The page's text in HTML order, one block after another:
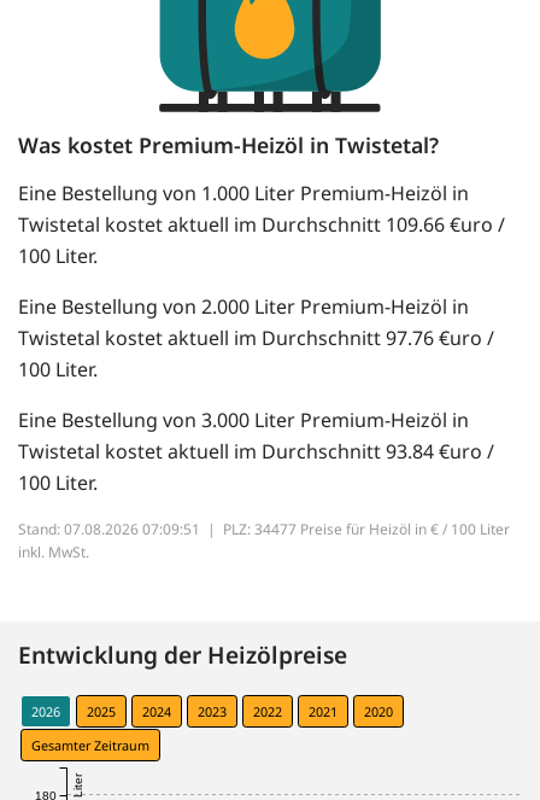
Was kostet Premium-Heizöl in Twistetal?
Eine Bestellung von 1.000 Liter Premium-Heizöl in
Twistetal kostet aktuell im Durchschnitt 109.66 €uro /
100 Liter.
Eine Bestellung von 2.000 Liter Premium-Heizöl in
Twistetal kostet aktuell im Durchschnitt 97.76 €uro /
100 Liter.
Eine Bestellung von 3.000 Liter Premium-Heizöl in
Twistetal kostet aktuell im Durchschnitt 93.84 €uro /
100 Liter.
Stand: 07.08.2026 07:09:51 | PLZ: 34477 Preise für Heizöl in € / 100 Liter
inkl. MwSt.
Entwicklung der Heizölpreise
2026 2025 2024 2023 2022 2021
2020
Gesamter Zeitraum
180